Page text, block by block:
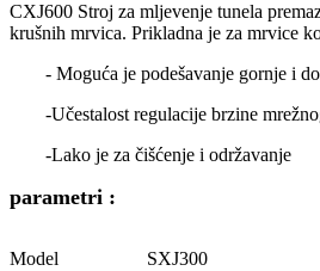
CXJ600 Stroj za mljevenje tunela
krušnih mrvica. Prikladna je za mrvice
- Moguća je podešavanje gornje i
-Učestalost regulacije brzine
-Lako je za čišćenje i održavanje
parametri :
Model SXJ300